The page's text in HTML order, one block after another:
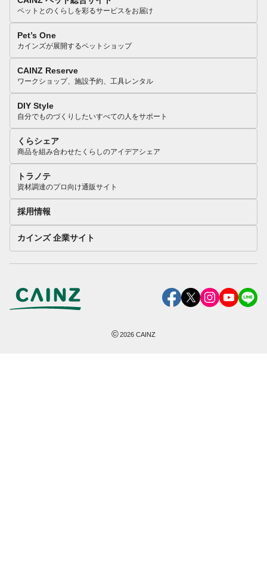
ペットとのくらしを彩るサービスをお届け
Pet’s One
カインズが展開するペットショップ
CAINZ Reserve
ワークショップ、施設予約、工具レンタル
DIY Style
自分でものづくりしたいすべての人をサポート
くらシェア
商品を組み合わせたくらしのアイデアシェア
トラノテ
資材調達のプロ向け通販サイト
採用情報
カインズ 企業サイト
©2026 CAINZ